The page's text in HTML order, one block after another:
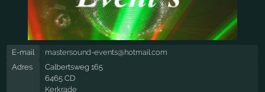
E-mail
mastersound-events@hotmail.com
Adres
Calbertsweg 165
6465 CD
Kerkrade